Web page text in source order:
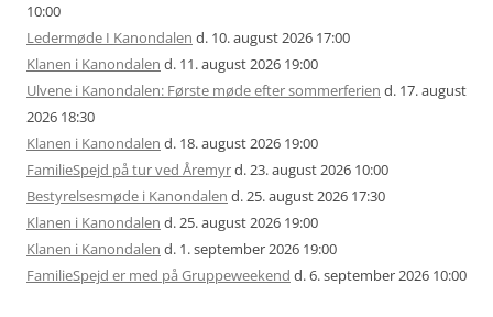
10:00
Ledermøde I Kanondalen d. 10. august 2026 17:00
Klanen i Kanondalen d. 11. august 2026 19:00
Ulvene i Kanondalen: Første møde efter sommerferien d. 17. august
2026 18:30
Klanen i Kanondalen d. 18. august 2026 19:00
FamilieSpejd på tur ved Åremyrd. 23. august 2026 10:00
Bestyrelsesmøde i Kanondalen d. 25. august 2026 17:30
Klanen i Kanondalen d. 25. august 2026 19:00
Klanen i Kanondalen d. 1. september 2026 19:00
FamilieSpejd er med på Gruppeweekend d. 6. september 2026 10:00